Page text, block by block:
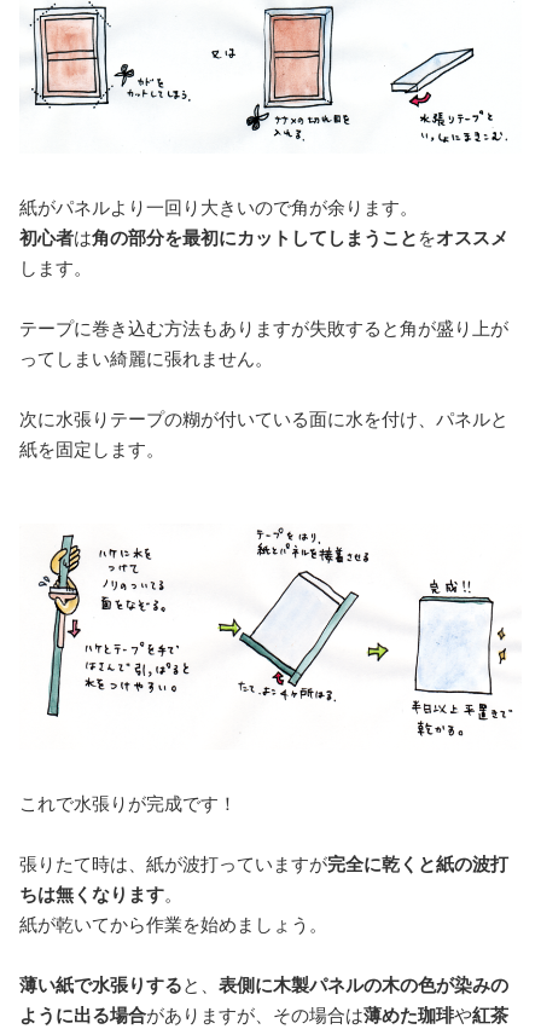
紙がパネルより一回り大きいので角が余ります。
初心者は角の部分を最初にカットしてしまうこと をオススメ
します。
テープに巻き込む方法もありますが失敗すると角が盛り上が
ってしまい綺麗に張れません。
次に水張りテープの糊が付いている面に水を付け、パネルと
紙を固定します。
これで水張りが完成です！
張りたて時は、紙が波打っていますが完全に乾くと紙の波打
ちは無くなります。
紙が乾いてから作業を始めましょう。
薄い紙で水張りすると、 表側に木製パネルの木の色が染みの
ように出る場合がありますが、その場合は薄めた珈琲や紅茶